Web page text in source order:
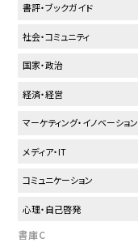
書評・ブックガイド
社会・コミュニティ
国家・政治
経済・経営
マーケティング・イノベーション
メディア・IT
コミュニケーション
心理・自己啓発
書庫C